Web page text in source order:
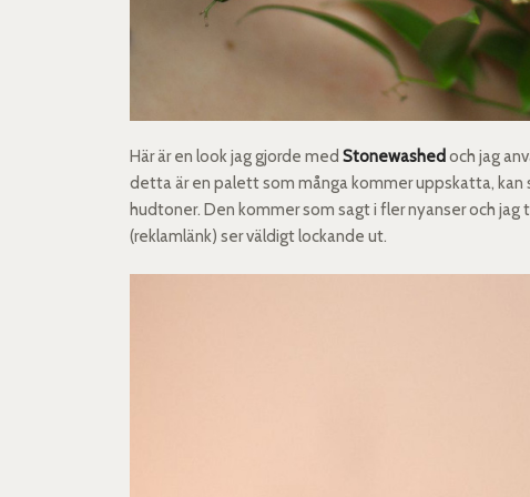
Här är en look jag gjorde medStonewashed och jag
detta är en palett som många kommer uppskatta,
hudtoner. Den kommer som sagt i fler nyanser och
(reklamlänk) ser väldigt lockande ut.